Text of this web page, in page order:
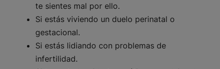
te sientes mal por ello.
Si estás viviendo un duelo perinatal o
gestacional.
Si estás lidiando con problemas de
infertilidad.